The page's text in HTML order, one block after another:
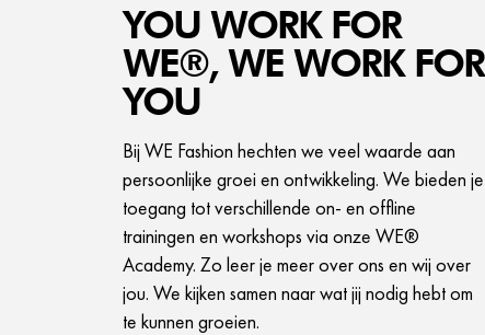
YOU WORK FOR
WE®, WE WORK FOR
YOU
Bij WE Fashion hechten we veel waarde aan
persoonlijke groei en ontwikkeling. We bieden je
toegang tot verschillende on- en offline
trainingen en workshops via onze WE®
Academy. Zo leer je meer over ons en wij over
jou. We kijken samen naar wat jij nodig hebt om
te kunnen groeien.